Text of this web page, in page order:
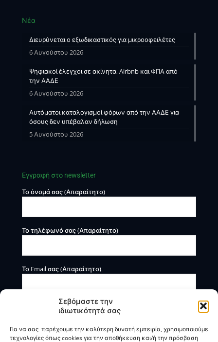
Σεβόμαστε την
ιδιωτικότητά σας
Για να σας παρέχουμε την καλύτερη δυνατή εμπειρία, χρησιμοποιούμε
τεχνολογίες όπως cookies για την αποθήκευση και/ή την πρόσβαση
Νέα
Διευρύνεται ο εξωδικαστικός για μικροοφειλέτες
6 Αυγούστου 2026
Ψηφιακοί έλεγχοι σε ακίνητα, Airbnb και ΦΠΑ από
την ΑΑΔΕ
6 Αυγούστου 2026
Αυτόματοι καταλογισμοί φόρων από την ΑΑΔΕ για
όσους δεν υπέβαλαν δήλωση
5 Αυγούστου 2026
Εγγραφή στο newsletter
Το όνομά σας (Απαραίτητο)
Το τηλέφωνό σας (Απαραίτητο)
Το Email σας (Απαραίτητο)